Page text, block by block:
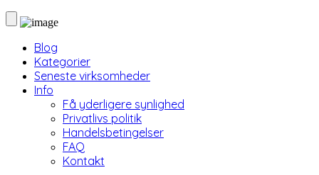
Blog
Kategorier
Seneste virksomheder
Info
Få yderligere synlighed
Privatlivs politik
Handelsbetingelser
FAQ
Kontakt